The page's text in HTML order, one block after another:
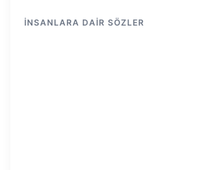
İNSANLARA DAIR SÖZLER